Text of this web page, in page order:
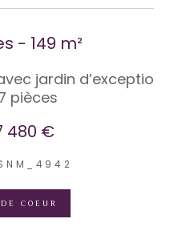
- 149 m²
jardin d’exceptio
pièces
480 €
COEUR